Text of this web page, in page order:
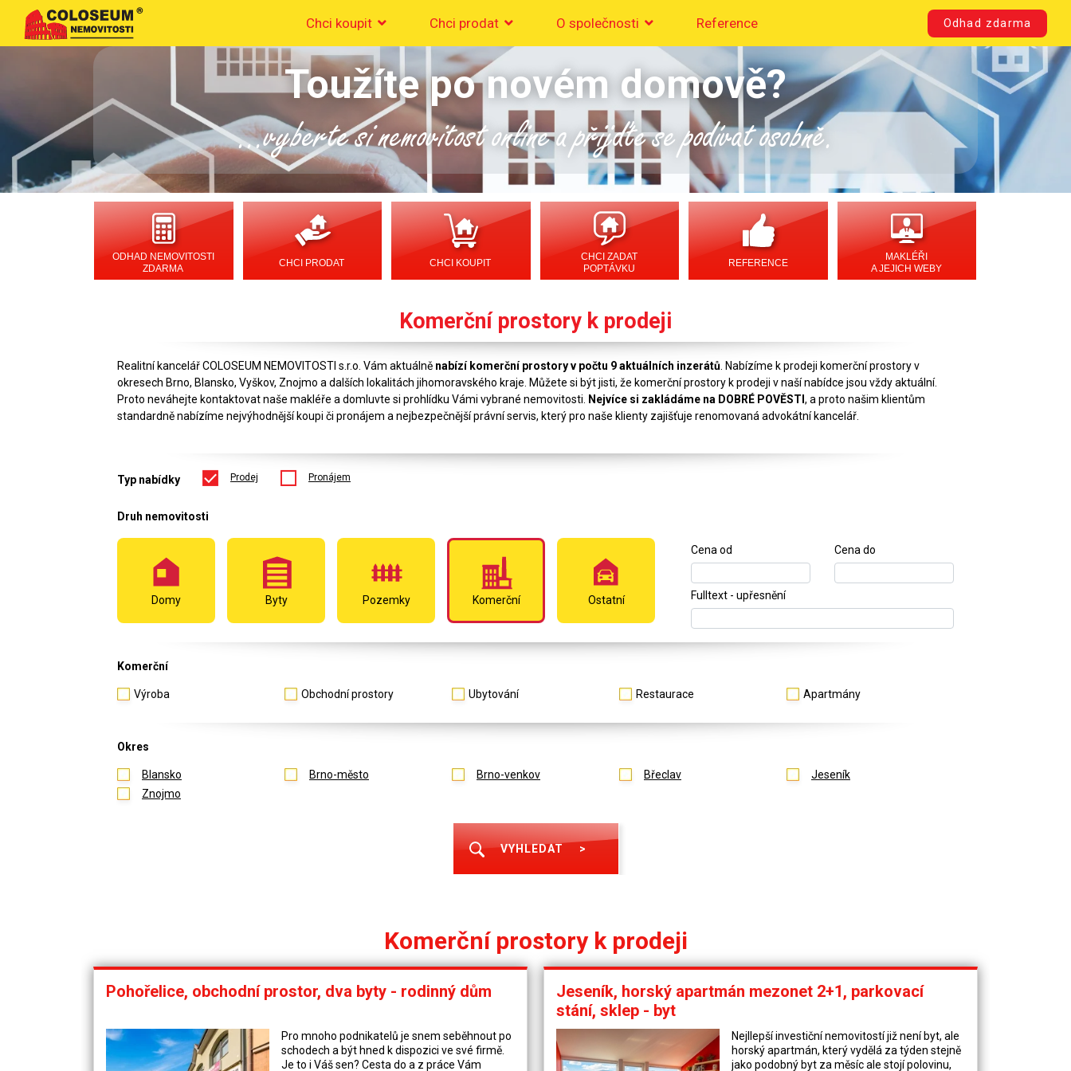
Chci koupit Chci prodat O společnosti Reference Odhad zdarma
Toužíte po novém domově?
...vyberte si nemovitost online a přijďte se podívat osobně.
ODHAD NEMOVITOSTI
ZDARMA
CHCI PRODAT CHCI KOUPIT
CHCI ZADAT
POPTÁVKU
REFERENCE
MAKLÉŘI
A JEJICH WEBY
Komerční prostory k prodeji
Realitní kancelář COLOSEUM NEMOVITOSTI s.r.o. Vám aktuálně nabízí komerční prostory v počtu 9 aktuálních inzerátů . Nabízíme k prodeji komerční prostory v
okresech Brno, Blansko, Vyškov, Znojmo a dalších lokalitách jihomoravského kraje. Můžete si být jisti, že komerční prostory k prodeji v naší nabídce jsou vždy aktuální.
Proto neváhejte kontaktovat naše makléře a domluvte si prohlídku Vámi vybrané nemovitosti.
Nejvíce si zakládáme na DOBRÉ POVĚSTI , a proto našim klientům
standardně nabízíme nejvýhodnější koupi či pronájem a nejbezpečnější právní servis, který pro naše klienty zajišťuje renomovaná advokátní kancelář.
Typ nabídky Prodej Pronájem
Druh nemovitosti
Domy Byty Pozemky Komerční Ostatní
Cena od Cena do
Fulltext - upřesnění
Komerční
Výroba Obchodní prostory Ubytování Restaurace Apartmány
Okres
Blansko Brno-město Brno-venkov Břeclav
Jeseník
Znojmo
VYHLEDAT >
Komerční prostory k prodeji
Pohořelice, obchodní prostor, dva byty - rodinný dům
Pro mnoho podnikatelů je snem seběhnout po
schodech a být hned k dispozici ve své firmě.
Je to i Váš sen? Cesta do a z práce Vám
Jeseník, horský apartmán mezonet 2+1, parkovací
stání, sklep - byt
Nejllepší investiční nemovitostí již není byt, ale
horský apartmán, který vydělá za týden stejně
jako podobný byt za měsíc ale stojí polovinu,